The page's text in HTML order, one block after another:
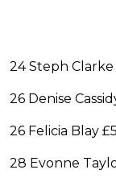
24 Steph Clarke
26 Denise
26 Felicia Blay
28 Evonne